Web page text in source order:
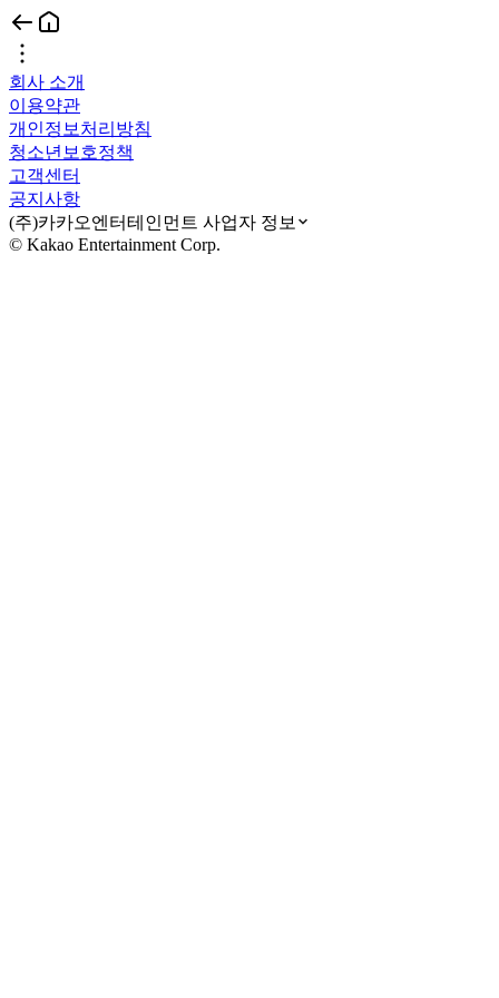
회사 소개
이용약관
개인정보처리방침
청소년보호정책
고객센터
공지사항
(주)카카오엔터테인먼트 사업자 정보
© Kakao Entertainment Corp.